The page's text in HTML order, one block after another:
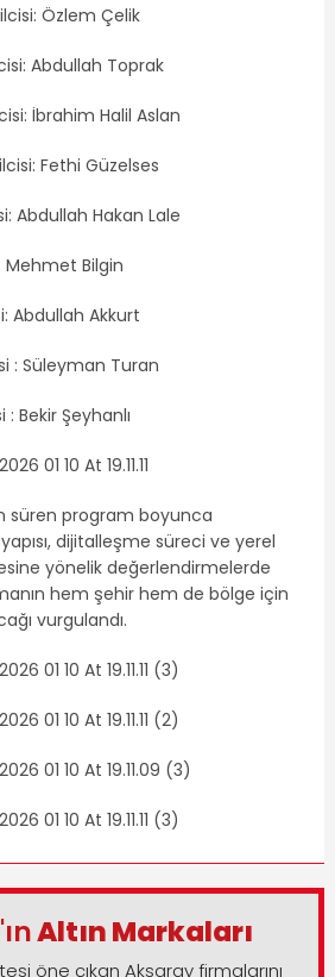
Özlem Çelik
Abdullah Toprak
İbrahim Halil Aslan
Fethi Güzelses
Abdullah Hakan Lale
Mehmet Bilgin
Abdullah Akkurt
: Süleyman Turan
Bekir Şeyhanlı
süren program boyunca
dijitalleşme süreci ve yerel
yönelik değerlendirmelerde
hem şehir hem de bölge için
vurgulandı.
Altın Markaları
öne çıkan Aksaray firmalarını